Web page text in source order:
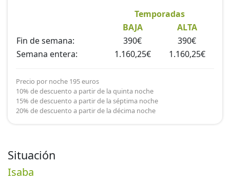
Situación
Isaba
Temporadas
BAJA
ALTA
Fin de semana:
390€
390€
Semana entera:
1.160,25€ 1.160,25€
Precio por noche 195 euros
10% de descuento a partir de la quinta noche
15% de descuento a partir de la séptima noche
20% de descuento a partir de la décima noche